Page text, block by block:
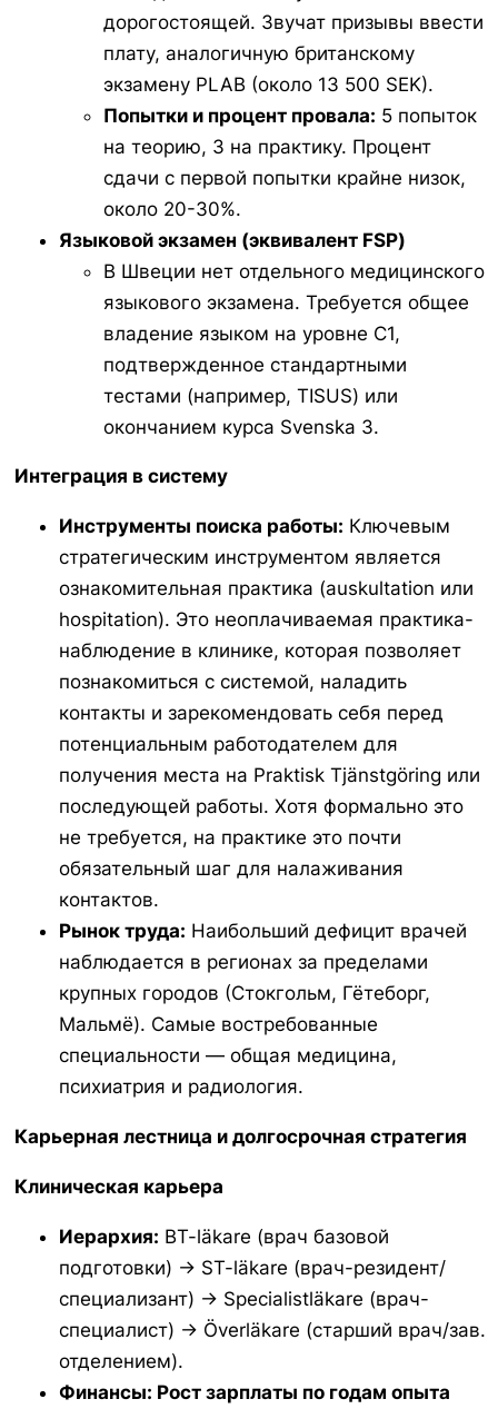
дорогостоящей. Звучат призывы ввести
плату, аналогичную британскому
экзамену PLAB (около 13 500 SEK).
Попытки и процент провала: 5 попыток
на теорию, 3 на практику. Процент
сдачи с первой попытки крайне низок,
около 20-30%.
Языковой экзамен (эквивалент FSP)
В Швеции нет отдельного медицинского
языкового экзамена. Требуется общее
владение языком на уровне C1,
подтвержденное стандартными
тестами (например, TISUS) или
окончанием курса Svenska 3.
Интеграция в систему
Инструменты поиска работы: Ключевым
стратегическим инструментом является
ознакомительная практика (auskultation или
hospitation). Это неоплачиваемая практика-
наблюдение в клинике, которая позволяет
познакомиться с системой, наладить
контакты и зарекомендовать себя перед
потенциальным работодателем для
получения места на Praktisk Tjänstgöring или
последующей работы. Хотя формально это
не требуется, на практике это почти
обязательный шаг для налаживания
контактов.
Рынок труда: Наибольший дефицит врачей
наблюдается в регионах за пределами
крупных городов (Стокгольм, Гётеборг,
Мальмё). Самые востребованные
специальности — общая медицина,
психиатрия и радиология.
Карьерная лестница и долгосрочная стратегия
Клиническая карьера
Иерархия: BT-läkare (врач базовой
подготовки) -> ST-läkare (врач-резидент/
специализант) -> Specialistläkare (врач-
специалист) -> Överläkare (старший врач/зав.
отделением).
Финансы: Рост зарплаты по годам опыта